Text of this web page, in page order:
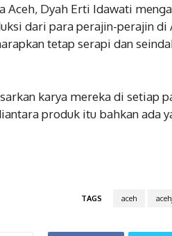
Aceh, Dyah Erti Idawati
dari para perajin-perajin
tetap serapi dan
karya mereka di setiap
produk itu bahkan ada
TAGS aceh